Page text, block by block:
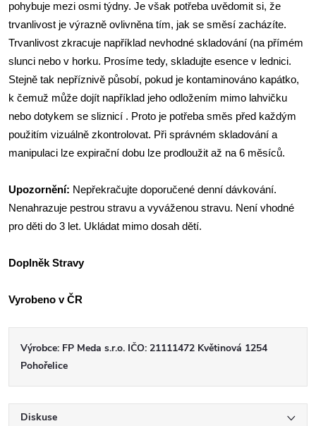
pohybuje mezi osmi týdny. Je však potřeba uvědomit si, že
trvanlivost je výrazně ovlivněna tím, jak se směsí zacházíte.
Trvanlivost zkracuje například nevhodné skladování (na přímém
slunci nebo v horku. Prosíme tedy, skladujte esence v lednici.
Stejně tak nepříznivě působí, pokud je kontaminováno kapátko,
k čemuž může dojít například jeho odložením mimo lahvičku
nebo dotykem se sliznicí . Proto je potřeba směs před každým
použitím vizuálně zkontrolovat. Při správném skladování a
manipulaci lze expirační dobu lze prodloužit až na 6 měsíců.
Upozornění: Nepřekračujte doporučené denní dávkování.
Nenahrazuje pestrou stravu a vyváženou stravu. Není vhodné
pro děti do 3 let. Ukládat mimo dosah dětí.
Doplněk Stravy
Vyrobeno v ČR
Výrobce: FP Meda s.r.o. IČO: 21111472 Květinová 1254
Pohořelice
Diskuse